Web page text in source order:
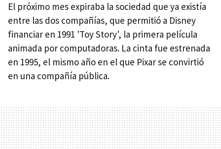
El próximo mes expiraba la sociedad que ya existía
entre las dos compañías, que permitió a Disney
financiar en 1991 'Toy Story', la primera película
animada por computadoras. La cinta fue estrenada
en 1995, el mismo año en el que Pixar se convirtió
en una compañía pública.